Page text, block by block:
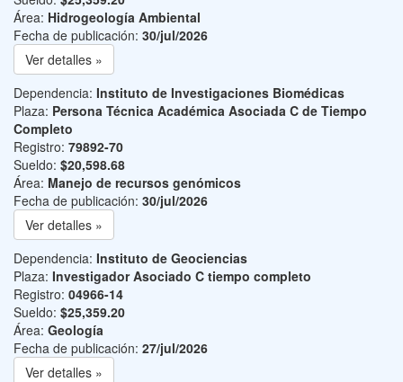
Área: Hidrogeología Ambiental
Fecha de publicación: 30/jul/2026
Ver detalles »
Dependencia: Instituto de Investigaciones Biomédicas
Plaza: Persona Técnica Académica Asociada C de Tiempo
Completo
Registro: 79892-70
Sueldo: $20,598.68
Área: Manejo de recursos genómicos
Fecha de publicación: 30/jul/2026
Ver detalles »
Dependencia: Instituto de Geociencias
Plaza: Investigador Asociado C tiempo completo
Registro: 04966-14
Sueldo: $25,359.20
Área: Geología
Fecha de publicación: 27/jul/2026
Ver detalles »